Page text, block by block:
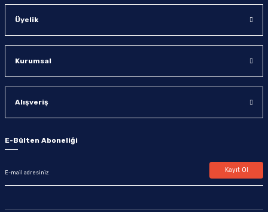
Üyelik
Kurumsal
Alışveriş
E-Bülten Aboneliği
Kayıt Ol